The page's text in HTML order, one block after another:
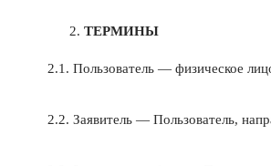
ТЕРМИНЫ
2.1. Пользователь — физическое
2.2. Заявитель — Пользователь,